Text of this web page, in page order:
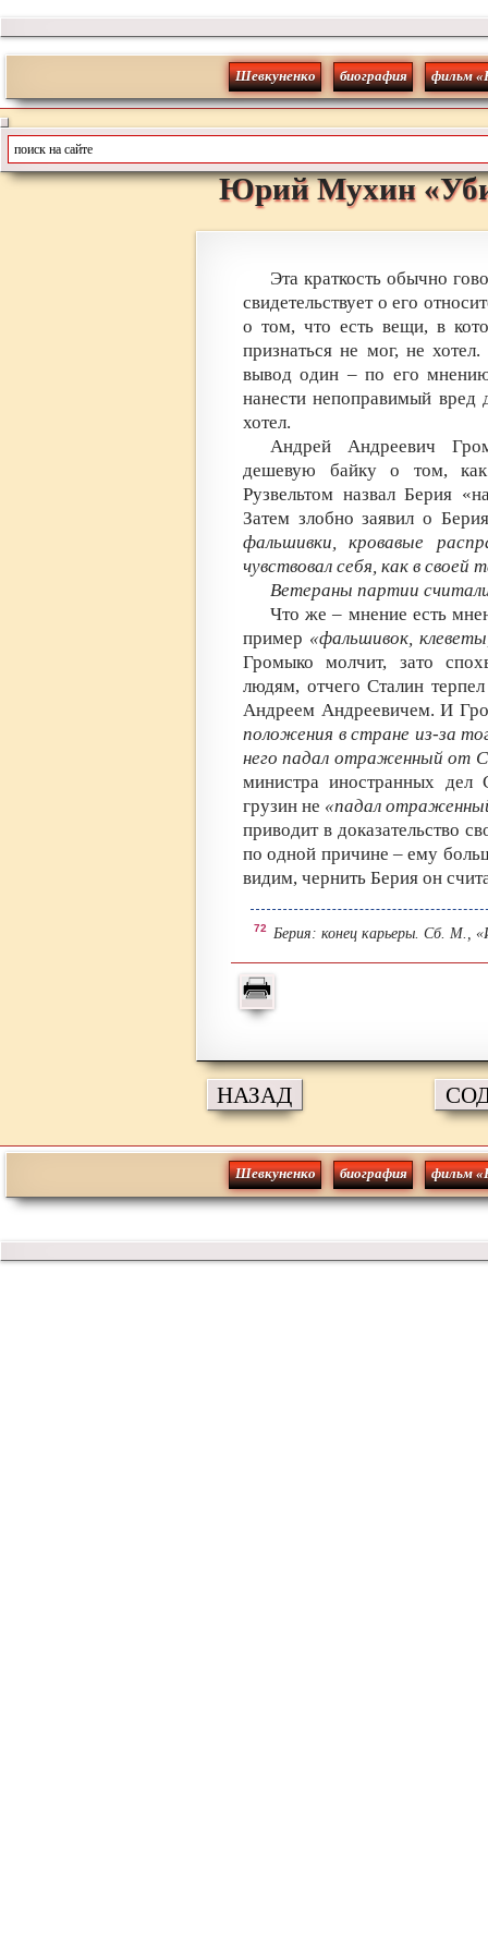
Шевкуненко биография фильм
Юрий Мухин«
Эта краткость обычно
свидетельствует о его
о том, что есть вещи, в
признаться не мог, не
вывод один – по его
нанести непоправимый
хотел.
Андрей Андреевич
дешевую байку о том,
Рузвельтом назвал Берия
Затем злобно заявил о
фальшивки, кровавые
чувствовал себя, как в своей
Ветераны партии
Что же – мнение есть
пример «фальшивок,
Громыко молчит, зато
людям, отчего Сталин
Андреем Андреевичем. И
положения в стране из-за
него падал отраженный от
министра иностранных
грузин не «падал
приводит в доказательство
по одной причине – ему
видим, чернить Берия он
72 Берия: конец карьеры. Сб. М.,
НАЗАД
Шевкуненко биография фильм